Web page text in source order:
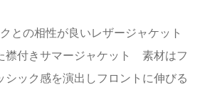
との相性が良いレザージャケット
襟付きサマージャケット 素材はフ
シック感を演出しフロントに伸びる